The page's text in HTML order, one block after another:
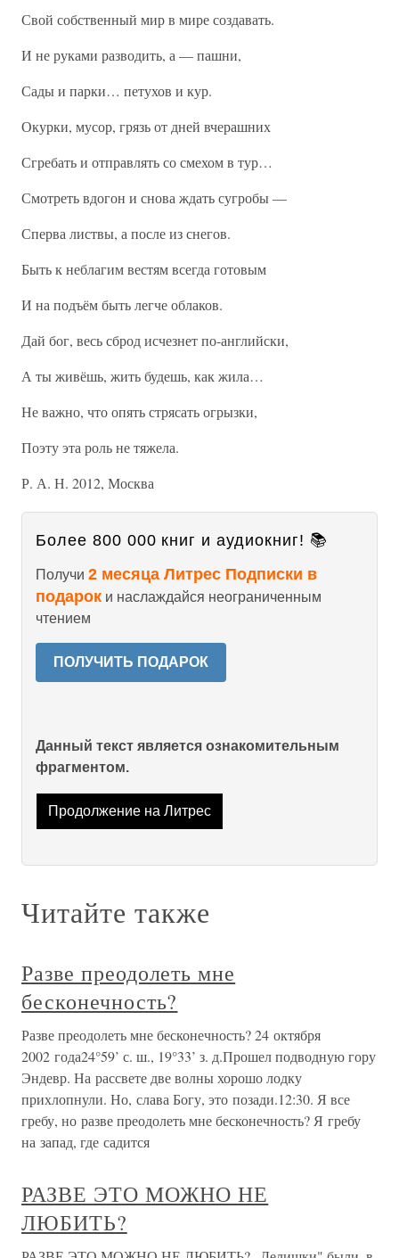
Свой собственный мир в мире создавать.
И не руками разводить, а — пашни,
Сады и парки… петухов и кур.
Окурки, мусор, грязь от дней вчерашних
Сгребать и отправлять со смехом в тур…
Смотреть вдогон и снова ждать сугробы —
Сперва листвы, а после из снегов.
Быть к неблагим вестям всегда готовым
И на подъём быть легче облаков.
Дай бог, весь сброд исчезнет по-английски,
А ты живёшь, жить будешь, как жила…
Не важно, что опять стрясать огрызки,
Поэту эта роль не тяжела.
Р. А. Н. 2012, Москва
Более 800 000 книг и аудиокниг! 📚
Получи 2 месяца Литрес Подписки в
подарок и наслаждайся неограниченным
чтением
ПОЛУЧИТЬ ПОДАРОК
Данный текст является ознакомительным
фрагментом.
Продолжение на Литрес
Читайте также
Разве преодолеть мне
бесконечность?
Разве преодолеть мне бесконечность? 24 октября
2002 года24°59’ с. ш., 19°33’ з. д.Прошел подводную гору
Эндевр. На рассвете две волны хорошо лодку
прихлопнули. Но, слава Богу, это позади.12:30. Я все
гребу, но разве преодолеть мне бесконечность? Я гребу
на запад, где садится
РАЗВЕ ЭТО МОЖНО НЕ
ЛЮБИТЬ?